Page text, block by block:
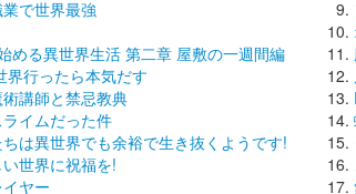
で世界最強
める異世界生活 第二章 屋敷の一週間編
界行ったら本気だす
講師と禁忌教典
イムだった件
は異世界でも余裕で生き抜くようです!
世界に祝福を!
ヤー